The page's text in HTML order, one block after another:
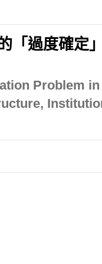
「過度確定
Problem